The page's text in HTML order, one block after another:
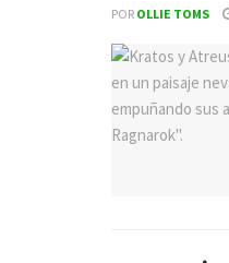
POR OLLIE TOMS